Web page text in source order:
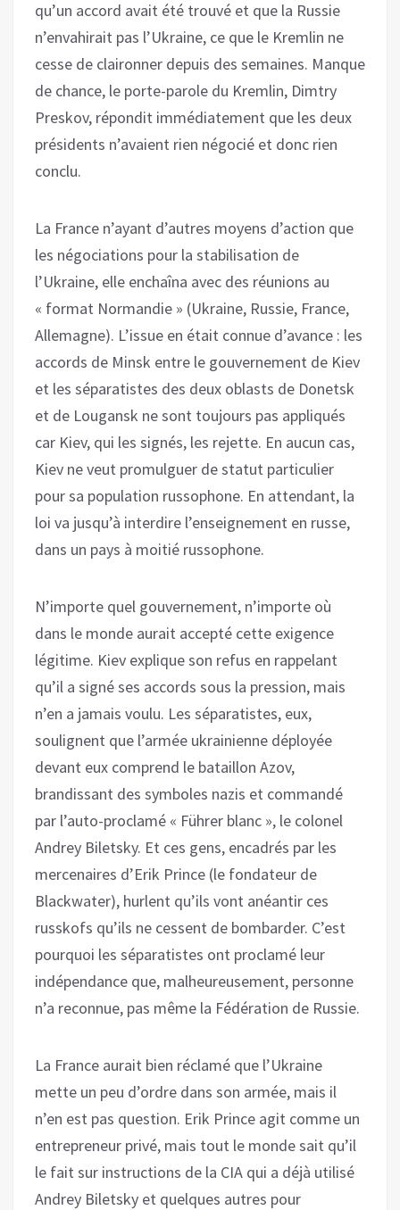
qu’un accord avait été trouvé et que la Russie
n’envahirait pas l’Ukraine, ce que le Kremlin ne
cesse de claironner depuis des semaines. Manque
de chance, le porte-parole du Kremlin, Dimtry
Preskov, répondit immédiatement que les deux
présidents n’avaient rien négocié et donc rien
conclu.
La France n’ayant d’autres moyens d’action que
les négociations pour la stabilisation de
l’Ukraine, elle enchaîna avec des réunions au
« format Normandie » (Ukraine, Russie, France,
Allemagne). L’issue en était connue d’avance : les
accords de Minsk entre le gouvernement de Kiev
et les séparatistes des deux oblasts de Donetsk
et de Lougansk ne sont toujours pas appliqués
car Kiev, qui les signés, les rejette. En aucun cas,
Kiev ne veut promulguer de statut particulier
pour sa population russophone. En attendant, la
loi va jusqu’à interdire l’enseignement en russe,
dans un pays à moitié russophone.
N’importe quel gouvernement, n’importe où
dans le monde aurait accepté cette exigence
légitime. Kiev explique son refus en rappelant
qu’il a signé ses accords sous la pression, mais
n’en a jamais voulu. Les séparatistes, eux,
soulignent que l’armée ukrainienne déployée
devant eux comprend le bataillon Azov,
brandissant des symboles nazis et commandé
par l’auto-proclamé « Führer blanc », le colonel
Andrey Biletsky. Et ces gens, encadrés par les
mercenaires d’Erik Prince (le fondateur de
Blackwater), hurlent qu’ils vont anéantir ces
russkofs qu’ils ne cessent de bombarder. C’est
pourquoi les séparatistes ont proclamé leur
indépendance que, malheureusement, personne
n’a reconnue, pas même la Fédération de Russie.
La France aurait bien réclamé que l’Ukraine
mette un peu d’ordre dans son armée, mais il
n’en est pas question. Erik Prince agit comme un
entrepreneur privé, mais tout le monde sait qu’il
le fait sur instructions de la CIA qui a déjà utilisé
Andrey Biletsky et quelques autres pour